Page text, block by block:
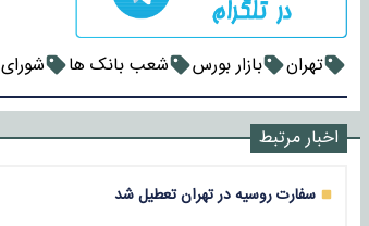
تهران بازار بورس شعب بانک ها
اخبار مرتبط
سفارت روسیه در تهران تعطیل شد